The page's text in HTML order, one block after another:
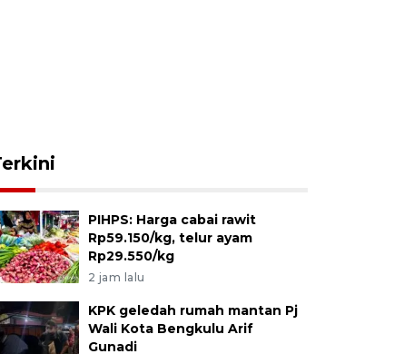
PIHPS: Harga cabai rawit
Rp59.150/kg, telur ayam
Rp29.550/kg
2 jam lalu
KPK geledah rumah mantan Pj
Wali Kota Bengkulu Arif
Gunadi